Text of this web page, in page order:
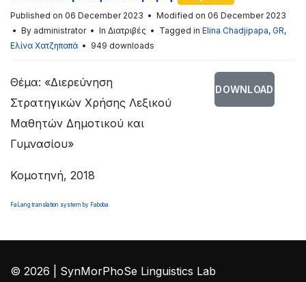
Published on 06 December 2023
Modified on 06 December 2023
By administrator In Διατριβές Tagged in Elina Chadjipapa, GR,
Ελίνα Χατζηπαπά
949 downloads
DOWNLOAD
Θέμα: «Διερεύνηση
Στρατηγικών Χρήσης Λεξικού
Μαθητών Δημοτικού και
Γυμνασίου»
Κομοτηνή, 2018
FaLang translation system by Faboba
© 2026 | SynMorPhoSe Linguistics Lab